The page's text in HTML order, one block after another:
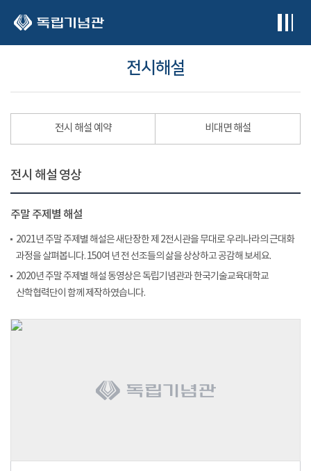
전시해설
전시 해설 예약 비대면 해설
전시 해설 영상
주말 주제별 해설
2021년 주말 주제별 해설은 새단장한 제 2전시관을 무대로 우리나라의 근대화
과정을 살펴봅니다. 150여 년 전 선조들의 삶을 상상하고 공감해 보세요.
2020년 주말 주제별 해설 동영상은 독립기념관과 한국기술교육대학교
산학협력단이 함께 제작하였습니다.